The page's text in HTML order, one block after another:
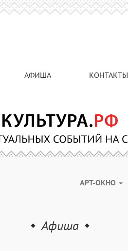
АФИША КОНТАКТЫ
АРТ-ОКНО
Афиша